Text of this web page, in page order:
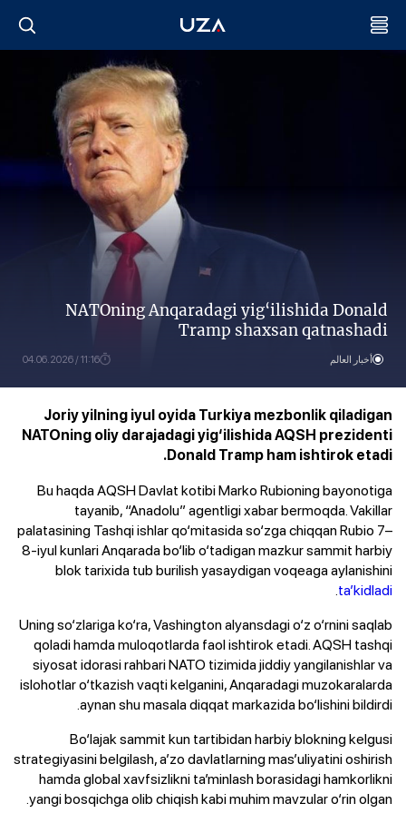
NATOning Anqaradagi yig‘ilishida Donald
Tramp shaxsan qatnashadi
أخبار العالم 11:16 / 04.06.2026
Joriy yilning iyul oyida Turkiya mezbonlik qiladigan
NATOning oliy darajadagi yig‘ilishida AQSH prezidenti
Donald Tramp ham ishtirok etadi.
Bu haqda AQSH Davlat kotibi Marko Rubioning bayonotiga
tayanib, “Anadolu” agentligi xabar bermoqda. Vakillar
palatasining Tashqi ishlar qo‘mitasida so‘zga chiqqan Rubio 7–
8-iyul kunlari Anqarada bo‘lib o‘tadigan mazkur sammit harbiy
blok tarixida tub burilish yasaydigan voqeaga aylanishini
ta’kidladi
.
Uning so‘zlariga ko‘ra, Vashington alyansdagi o‘z o‘rnini saqlab
qoladi hamda muloqotlarda faol ishtirok etadi. AQSH tashqi
siyosat idorasi rahbari NATO tizimida jiddiy yangilanishlar va
islohotlar o‘tkazish vaqti kelganini, Anqaradagi muzokaralarda
aynan shu masala diqqat markazida bo‘lishini bildirdi.
Bo‘lajak sammit kun tartibidan harbiy blokning kelgusi
strategiyasini belgilash, a’zo davlatlarning mas’uliyatini oshirish
hamda global xavfsizlikni ta’minlash borasidagi hamkorlikni
yangi bosqichga olib chiqish kabi muhim mavzular o‘rin olgan.